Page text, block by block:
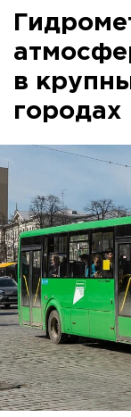
в
городах